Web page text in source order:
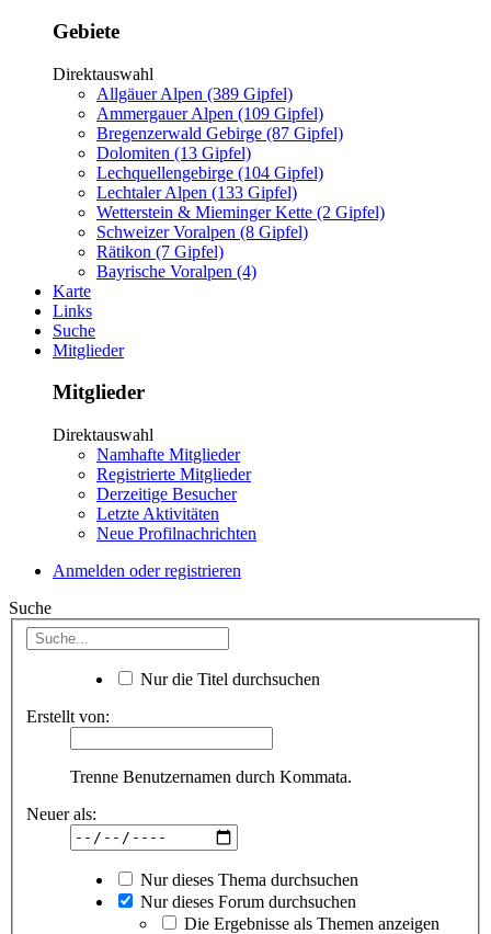
Gebiete
Direktauswahl
Allgäuer Alpen (389 Gipfel)
Ammergauer Alpen (109 Gipfel)
Bregenzerwald Gebirge (87 Gipfel)
Dolomiten (13 Gipfel)
Lechquellengebirge (104 Gipfel)
Lechtaler Alpen (133 Gipfel)
Wetterstein & Mieminger Kette (2 Gipfel)
Schweizer Voralpen (8 Gipfel)
Rätikon (7 Gipfel)
Bayrische Voralpen (4)
Karte
Links
Suche
Mitglieder
Mitglieder
Direktauswahl
Namhafte Mitglieder
Registrierte Mitglieder
Derzeitige Besucher
Letzte Aktivitäten
Neue Profilnachrichten
Anmelden oder registrieren
Suche
Nur die Titel durchsuchen
Erstellt von:
Trenne Benutzernamen durch Kommata.
Neuer als:
Nur dieses Thema durchsuchen
Nur dieses Forum durchsuchen
Die Ergebnisse als Themen anzeigen